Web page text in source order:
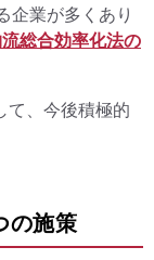
企業が多くあり
総合効率化法の
て、今後積極的
の施策